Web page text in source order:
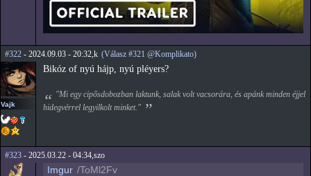
#322 - 2024.09.03 - 20:32,k (Válasz #321 @Komplikato)
Vajk
Bikóz of nyú hájp, nyú pléyers?
"Mi egy cipősdobozban laktunk, salak volt vacsorára, és apánk minden éjjel
hidegvérrel legyilkolt minket."
#323 - 2025.03.22 - 04:34,szo
Imgur /ToMl2Fv